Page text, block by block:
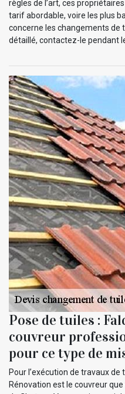
règles de l’art, ces
tarif abordable, voire les plus
concerne les changements de
détaillé, contactez-le pendant
Pose de tuiles :
couvreur
pour ce type de
Pour l’exécution de travaux
Rénovation est le couvreur